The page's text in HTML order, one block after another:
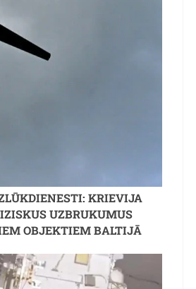
KRIEVIJA
UZBRUKUMUS
OBJEKTIEM BALTIJĀ